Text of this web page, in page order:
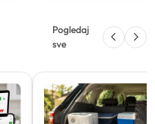
Pogledaj
sve